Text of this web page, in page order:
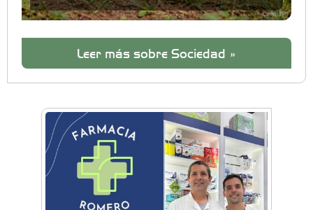
Leer más sobre Sociedad »